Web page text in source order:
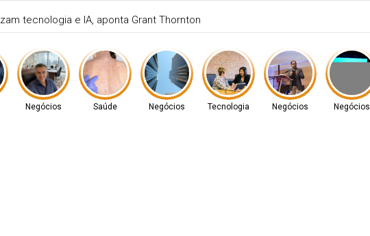
ambiental a saneamento e energia
Negócios Saúde Negócios Tecnologia Negócios Negócios